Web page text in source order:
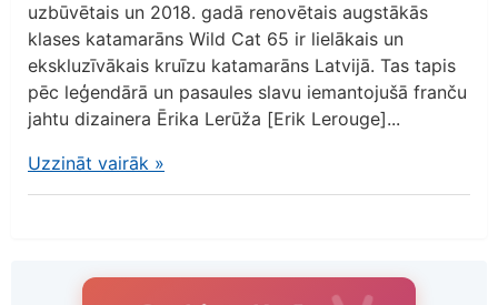
uzbūvētais un 2018. gadā renovētais augstākās
klases katamarāns Wild Cat 65 ir lielākais un
ekskluzīvākais kruīzu katamarāns Latvijā. Tas tapis
pēc leģendārā un pasaules slavu iemantojušā franču
jahtu dizainera Ērika Lerūža [Erik Lerouge]...
Uzzināt vairāk »